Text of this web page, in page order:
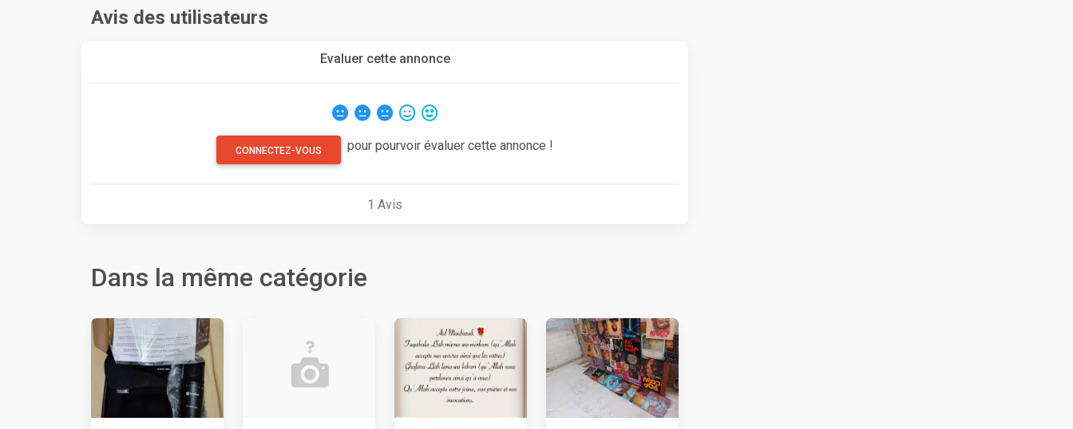
Avis des utilisateurs
Evaluer cette annonce
CONNECTEZ-VOUS pour pourvoir évaluer cette annonce !
1 Avis
Dans la même catégorie